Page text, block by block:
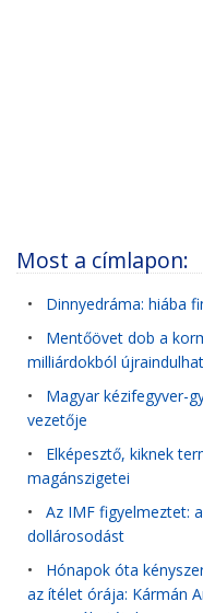
Most a címlapon:
• Dinnyedráma: hiába
• Mentőövet dob a
milliárdokból
• Magyar kézifegyver-
vezetője
• Elképesztő, kiknek
magánszigetei
• Az IMF figyelmeztet:
dollárosodást
• Hónapok óta
az ítélet órája: Kármán